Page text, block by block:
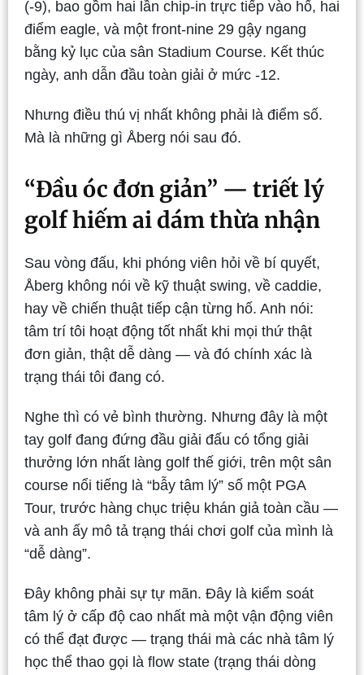
(-9), bao gồm hai lần chip-in trực tiếp vào hố, hai
điểm eagle, và một front-nine 29 gậy ngang
bằng kỷ lục của sân Stadium Course. Kết thúc
ngày, anh dẫn đầu toàn giải ở mức -12.
Nhưng điều thú vị nhất không phải là điểm số.
Mà là những gì Åberg nói sau đó.
“Đầu óc đơn giản” — triết lý
golf hiếm ai dám thừa nhận
Sau vòng đấu, khi phóng viên hỏi về bí quyết,
Åberg không nói về kỹ thuật swing, về caddie,
hay về chiến thuật tiếp cận từng hố. Anh nói:
tâm trí tôi hoạt động tốt nhất khi mọi thứ thật
đơn giản, thật dễ dàng — và đó chính xác là
trạng thái tôi đang có.
Nghe thì có vẻ bình thường. Nhưng đây là một
tay golf đang đứng đầu giải đấu có tổng giải
thưởng lớn nhất làng golf thế giới, trên một sân
course nổi tiếng là “bẫy tâm lý” số một PGA
Tour, trước hàng chục triệu khán giả toàn cầu —
và anh ấy mô tả trạng thái chơi golf của mình là
“dễ dàng”.
Đây không phải sự tự mãn. Đây là kiểm soát
tâm lý ở cấp độ cao nhất mà một vận động viên
có thể đạt được — trạng thái mà các nhà tâm lý
học thể thao gọi là flow state (trạng thái dòng